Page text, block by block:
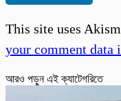
This site uses
your comment data
আরও পড়ুন এই ক্যাটেগরিতে